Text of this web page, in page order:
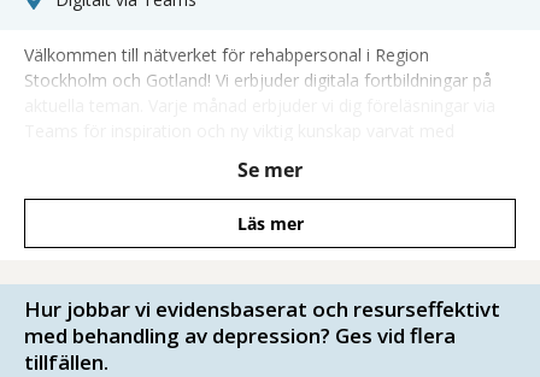
Välkommen till nätverket för rehabpersonal i Region
Stockholm och Gotland! Vi erbjuder digitala fortbildningar på
Se mer
Läs mer
Hur jobbar vi evidensbaserat och resurseffektivt
med behandling av depression? Ges vid flera
tillfällen.